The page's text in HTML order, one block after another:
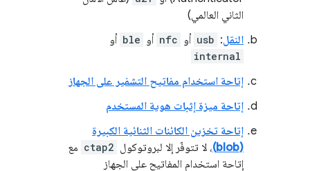
الثاني العالمي)
النقل:
usb أو nfc أو ble أو
internal
إتاحة استخدام مفاتيح التشفير على الجهاز
إتاحة ميزة إثبات هوية المستخدم
إتاحة تخزين الكائنات الثنائية الكبيرة
(blob)
، لا تتوفّر إلا لبروتوكول ctap2 مع
إتاحة استخدام المفاتيح على الجهاز